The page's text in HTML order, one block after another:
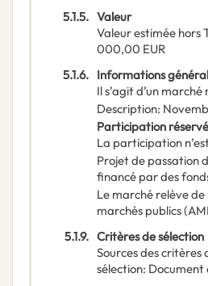
5.1.5. Valeur
Valeur estimée hors
000,00 EUR
5.1.6. Informations
Il s’agit d’un
Description:
Participation
La participation
Projet de passation
financé par des
Le marché relève de
marchés publics
5.1.9. Critères de sélection
Sources des critères
sélection: Document